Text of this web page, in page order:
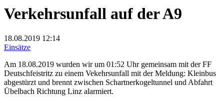
Verkehrsunfall auf der A9
18.08.2019 12:14
Einsätze
Am 18.08.2019 wurden wir um 01:52 Uhr gemeinsam mit der FF
Deutschfeistritz zu einem Vekehrsunfall mit der Meldung: Kleinbus
abgestürzt und brennt zwischen Schartnerkogeltunnel und Abfahrt
Übelbach Richtung Linz alarmiert.